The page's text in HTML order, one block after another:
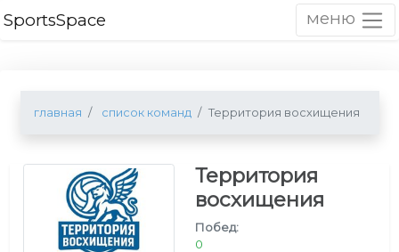
SportsSpace меню
главная список команд Территория восхищения
Территория
восхищения
Побед:
0